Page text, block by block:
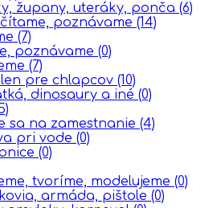
župany, uteráky, ponča (6)
poznávame (14)
(7)
poznávame (0)
(7)
pre chlapcov (10)
dinosaury a iné (0)
sa na zamestnanie (4)
pri vode (0)
(0)
tvoríme, modelujeme (0)
armáda, pištole (0)